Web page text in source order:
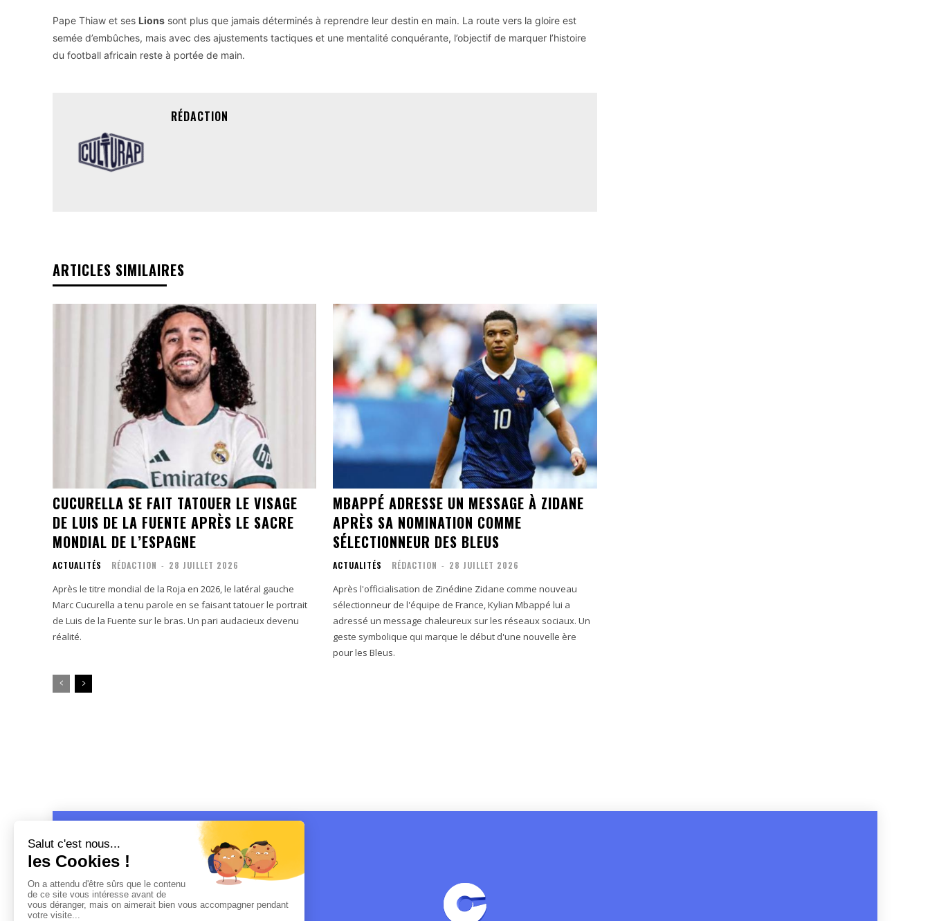
Pape Thiaw et ses Lions sont plus que jamais déterminés à reprendre leur destin en main. La route vers la gloire est
semée d’embûches, mais avec des ajustements tactiques et une mentalité conquérante, l’objectif de marquer l’histoire
du football africain reste à portée de main.
RÉDACTION
ARTICLES SIMILAIRES
CUCURELLA SE FAIT TATOUER LE VISAGE
DE LUIS DE LA FUENTE APRÈS LE SACRE
MONDIAL DE L’ESPAGNE
ACTUALITÉS RÉDACTION - 28 JUILLET 2026
Après le titre mondial de la Roja en 2026, le latéral gauche
Marc Cucurella a tenu parole en se faisant tatouer le portrait
de Luis de la Fuente sur le bras. Un pari audacieux devenu
réalité.
MBAPPÉ ADRESSE UN MESSAGE À ZIDANE
APRÈS SA NOMINATION COMME
SÉLECTIONNEUR DES BLEUS
ACTUALITÉS RÉDACTION - 28 JUILLET 2026
Après l'officialisation de Zinédine Zidane comme nouveau
sélectionneur de l'équipe de France, Kylian Mbappé lui a
adressé un message chaleureux sur les réseaux sociaux. Un
geste symbolique qui marque le début d'une nouvelle ère
pour les Bleus.